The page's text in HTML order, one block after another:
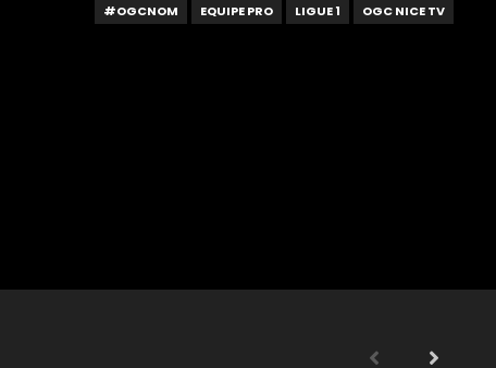
#OGCNOM EQUIPE PRO LIGUE 1 OGC NICE TV